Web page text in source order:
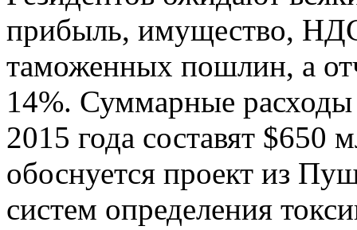
прибыль, имущество,
таможенных пошлин, а
14%. Суммарные
2015 года составят $650
обоснуется проект из
систем определения